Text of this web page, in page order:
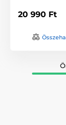
20 990 Ft